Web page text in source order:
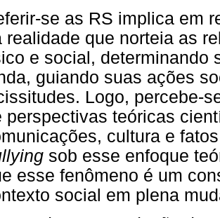
se as RS implica em
realidade que norteia as
e social, determinando
guiando suas ações
Logo, percebe-
perspectivas teóricas
cultura e
sob esse enfoque
esse fenômeno é um
social em plena